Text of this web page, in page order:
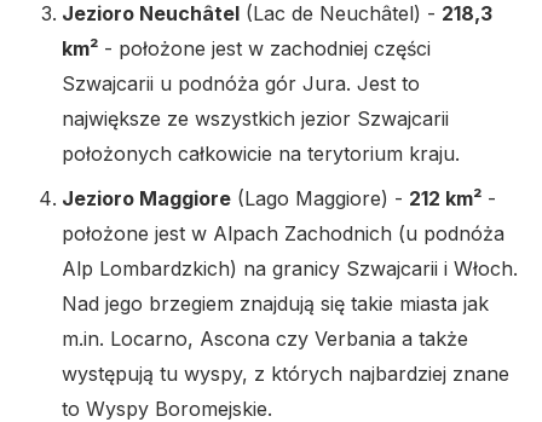
Jezioro Neuchâtel (Lac de Neuchâtel) - 218,3
km² - położone jest w zachodniej części
Szwajcarii u podnóża gór Jura. Jest to
największe ze wszystkich jezior Szwajcarii
położonych całkowicie na terytorium kraju.
Jezioro Maggiore (Lago Maggiore) - 212 km² -
położone jest w Alpach Zachodnich (u podnóża
Alp Lombardzkich) na granicy Szwajcarii i Włoch.
Nad jego brzegiem znajdują się takie miasta jak
m.in. Locarno, Ascona czy Verbania a także
występują tu wyspy, z których najbardziej znane
to Wyspy Boromejskie.